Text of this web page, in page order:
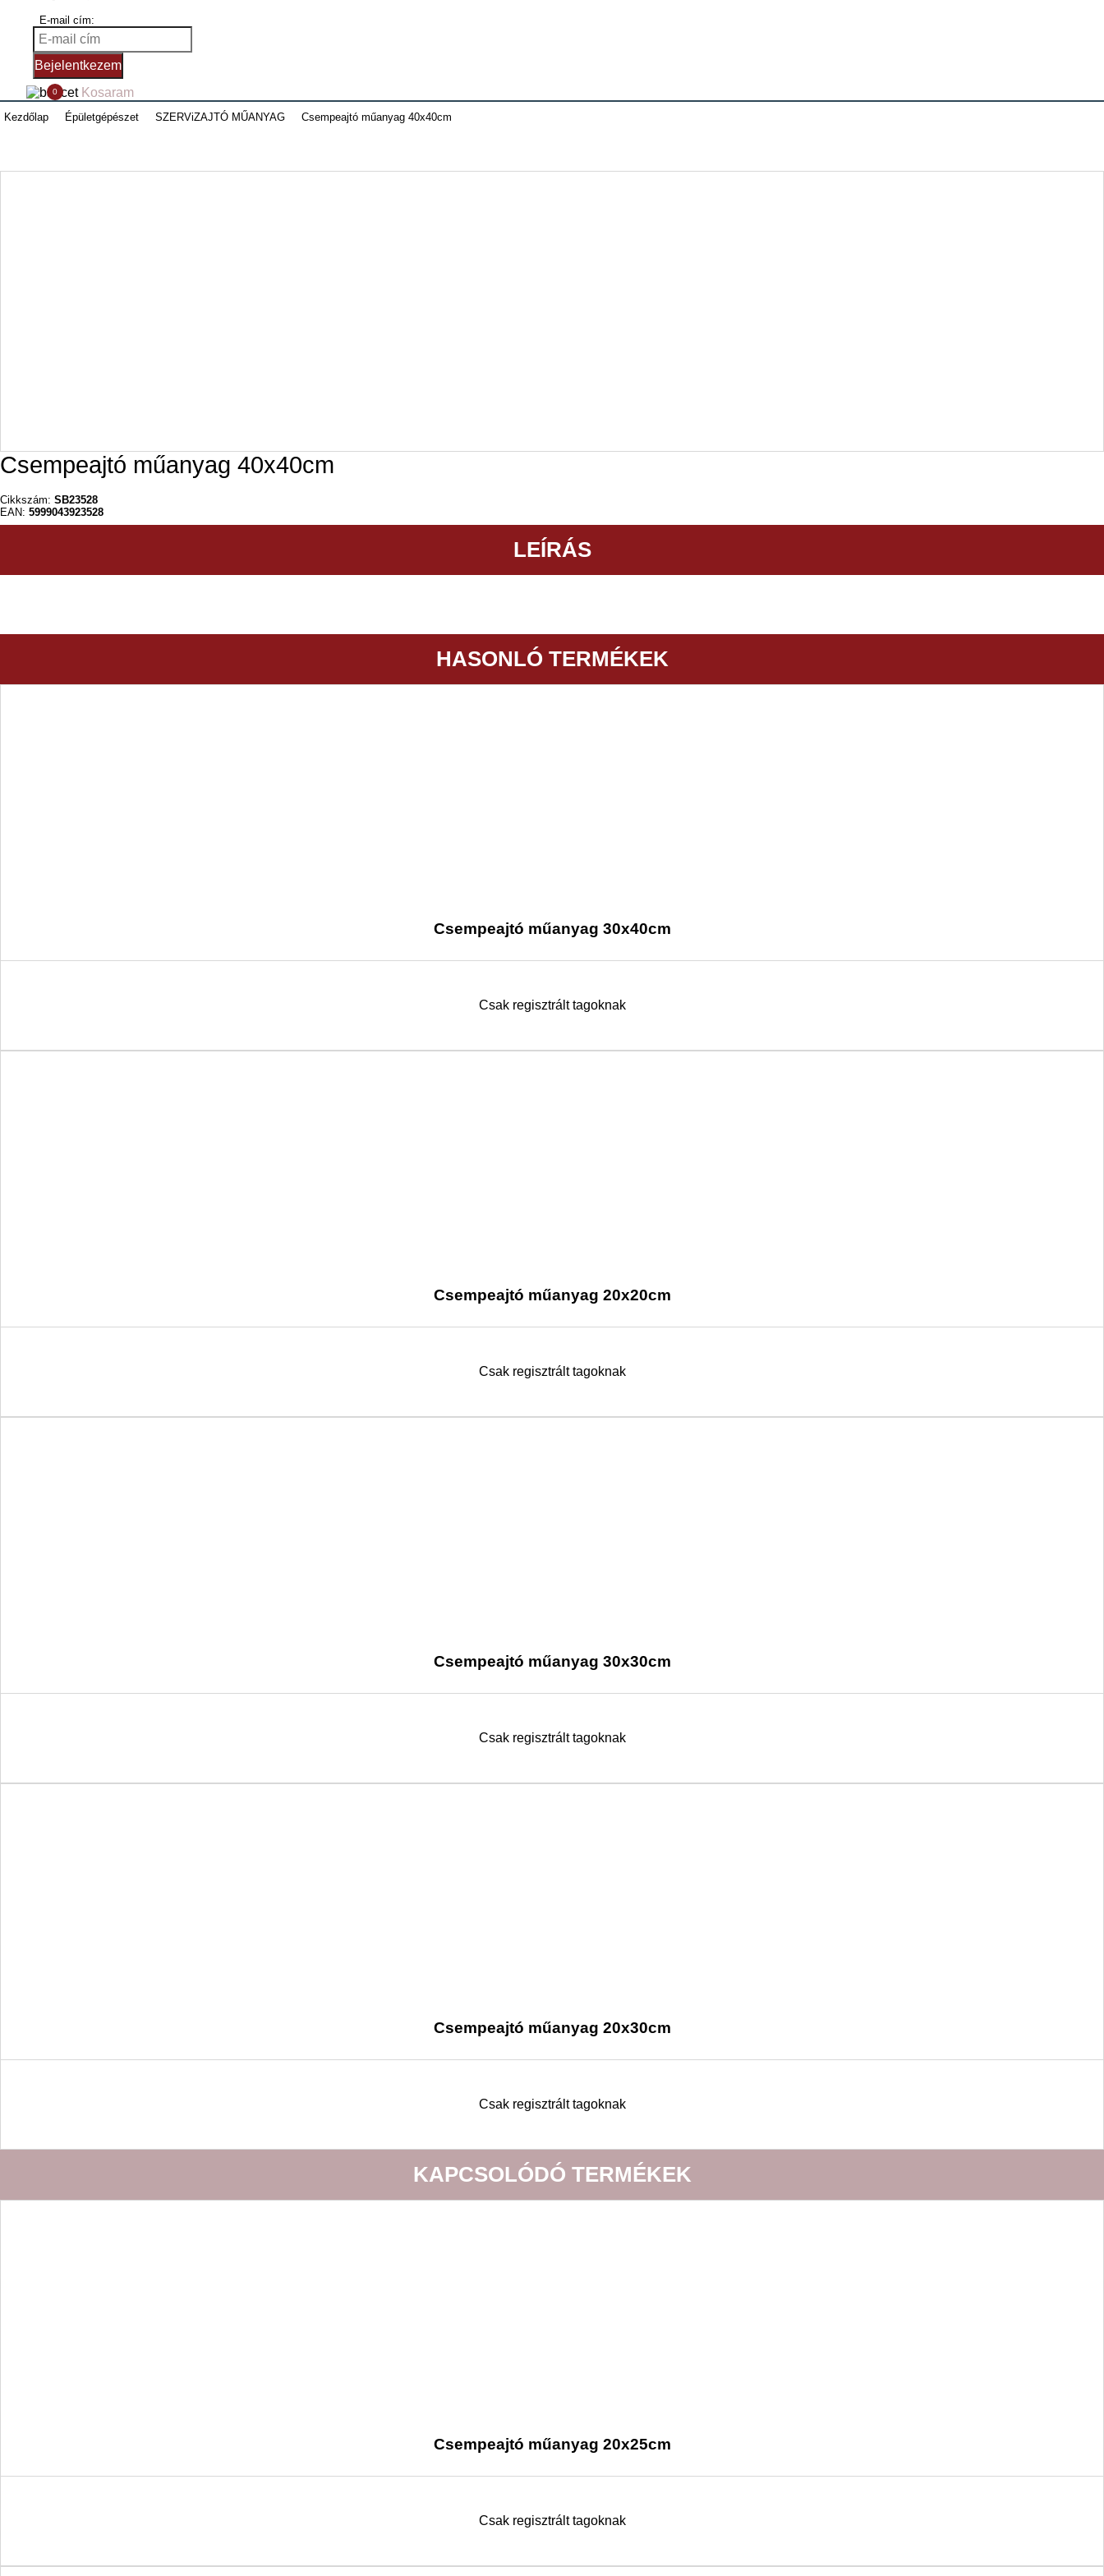
E-mail cím:
Bejelentkezem
Kosaram
0
Kezdőlap Épületgépészet SZERViZAJTÓ MŰANYAG Csempeajtó műanyag 40x40cm
Csempeajtó műanyag 40x40cm
Cikkszám: SB23528
EAN: 5999043923528
LEÍRÁS
HASONLÓ TERMÉKEK
Csempeajtó műanyag 30x40cm
Csak regisztrált tagoknak
Csempeajtó műanyag 20x20cm
Csak regisztrált tagoknak
Csempeajtó műanyag 30x30cm
Csak regisztrált tagoknak
Csempeajtó műanyag 20x30cm
Csak regisztrált tagoknak
KAPCSOLÓDÓ TERMÉKEK
Csempeajtó műanyag 20x25cm
Csak regisztrált tagoknak